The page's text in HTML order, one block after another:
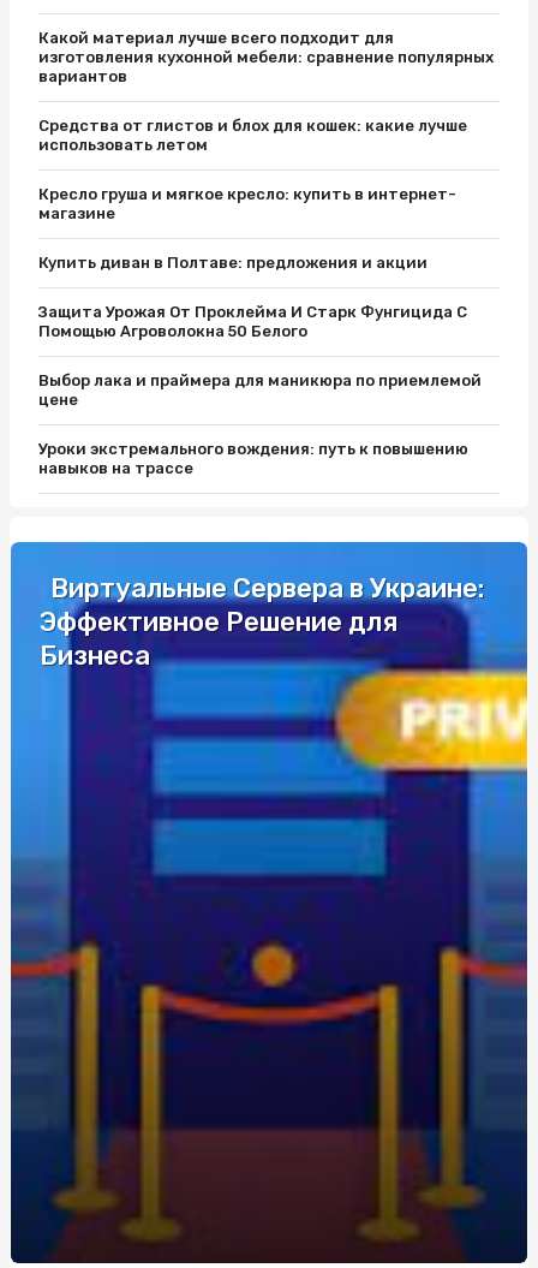
Какой материал лучше всего подходит для
изготовления кухонной мебели: сравнение популярных
вариантов
Средства от глистов и блох для кошек: какие лучше
использовать летом
Кресло груша и мягкое кресло: купить в интернет-
магазине
Купить диван в Полтаве: предложения и акции
Защита Урожая От Проклейма И Старк Фунгицида С
Помощью Агроволокна 50 Белого
Выбор лака и праймера для маникюра по приемлемой
цене
Уроки экстремального вождения: путь к повышению
навыков на трассе
Разборки Субару: Как Найти Нужные Запчасти
Промышленные светильники и автоматы Шнайдер по
Уроки экстремального вождения: путь к повышению
Одноразовая электронная сигарета: удобство и
экономия для новичков
Живокост мазь: где купить и по какой цене?
та безпеку
Метандростенолон: використання та ефекти у
Восстановление Вашей Ванны: Как выбрать и
Papa-Vann.com
Продажа туринабола онлайн в Киеве: steroidon.com
предлагает лучшие стероиды
Виртуальные Сервера в Украине:
Эффективное Решение для
Бизнеса